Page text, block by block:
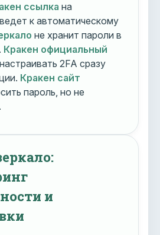
ссылка на
к автоматическому
не хранит пароли в
Кракен официальный
2FA сразу
Кракен сайт
пароль, но не
и